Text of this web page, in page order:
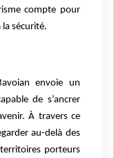
compte pour
la sécurité.
envoie un
de s’ancrer
À travers ce
au-delà des
porteurs